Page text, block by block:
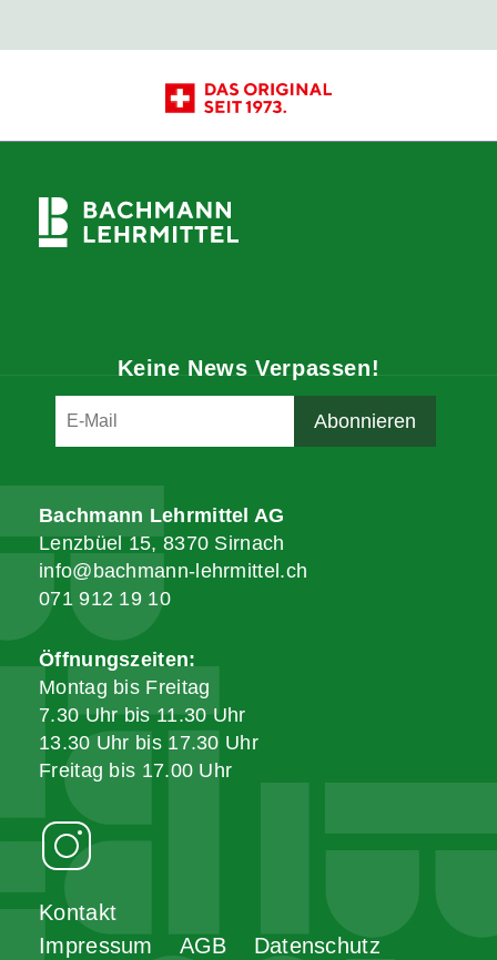
Keine News Verpassen!
Kontakt
Impressum
AGB Datenschutz
Bachmann Lehrmittel AG
Lenzbüel 15, 8370 Sirnach
info@bachmann-lehrmittel.ch
071 912 19 10
Öffnungszeiten:
Montag bis Freitag
7.30 Uhr bis 11.30 Uhr
13.30 Uhr bis 17.30 Uhr
Freitag bis 17.00 Uhr